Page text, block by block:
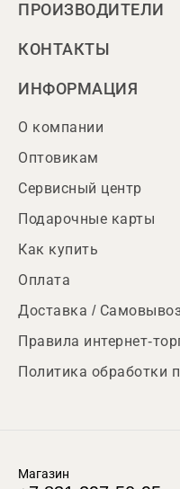
ПРОИЗВОДИТЕЛИ
КОНТАКТЫ
ИНФОРМАЦИЯ
О компании
Оптовикам
Сервисный центр
Подарочные карты
Как купить
Оплата
Доставка /
Правила интернет-
Политика обработки
Магазин